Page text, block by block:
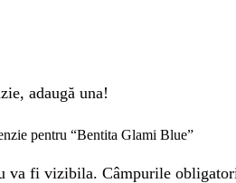
adaugă una!
pentru “Bentita Glami Blue”
va fi vizibila. Câmpurile